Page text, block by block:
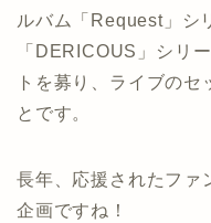
ルバム「Request」シ
「DERICOUS」シリ
トを募り、ライブのセ
とです。
長年、応援されたファ
企画ですね！